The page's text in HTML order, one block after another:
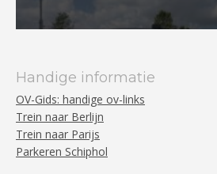
Handige informatie
OV-Gids: handige ov-links
Trein naar Berlijn
Trein naar Parijs
Parkeren Schiphol